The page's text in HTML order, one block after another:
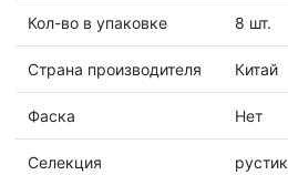
Кол-во в упаковке 8 шт.
Страна производителя Китай
Фаска Нет
Селекция рустик